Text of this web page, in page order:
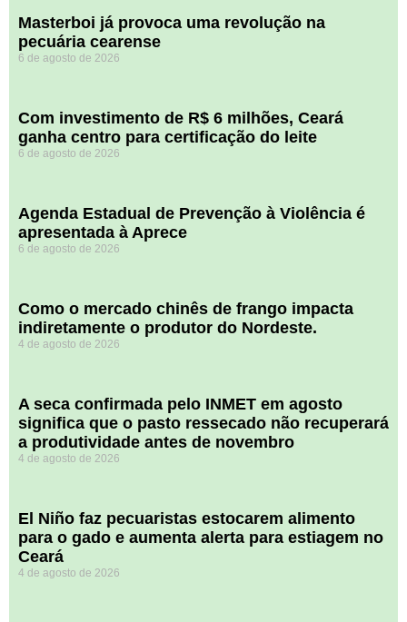
Masterboi já provoca uma revolução na
pecuária cearense
6 de agosto de 2026
Com investimento de R$ 6 milhões, Ceará
ganha centro para certificação do leite
6 de agosto de 2026
Agenda Estadual de Prevenção à Violência é
apresentada à Aprece
6 de agosto de 2026
​Como o mercado chinês de frango impacta
indiretamente o produtor do Nordeste.
4 de agosto de 2026
A seca confirmada pelo INMET em agosto
significa que o pasto ressecado não recuperará
a produtividade antes de novembro
4 de agosto de 2026
El Niño faz pecuaristas estocarem alimento
para o gado e aumenta alerta para estiagem no
Ceará
4 de agosto de 2026